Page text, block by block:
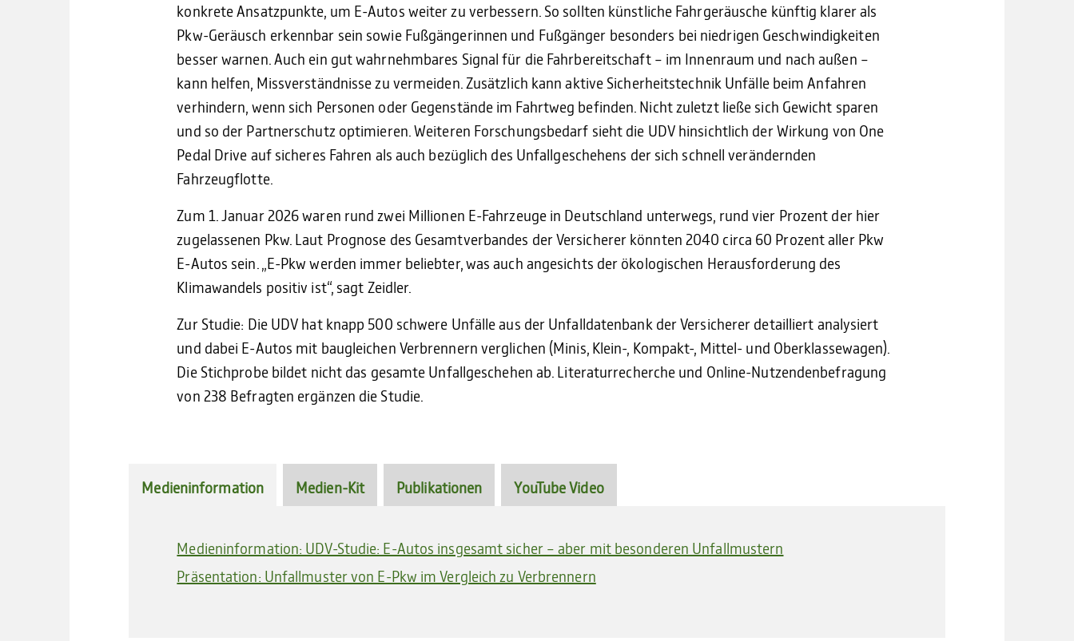
konkrete Ansatzpunkte, um E-Autos weiter zu verbessern. So sollten künstliche Fahrgeräusche künftig klarer als
Pkw-Geräusch erkennbar sein sowie Fußgängerinnen und Fußgänger besonders bei niedrigen Geschwindigkeiten
besser warnen. Auch ein gut wahrnehmbares Signal für die Fahrbereitschaft – im Innenraum und nach außen –
kann helfen, Missverständnisse zu vermeiden. Zusätzlich kann aktive Sicherheitstechnik Unfälle beim Anfahren
verhindern, wenn sich Personen oder Gegenstände im Fahrtweg befinden. Nicht zuletzt ließe sich Gewicht sparen
und so der Partnerschutz optimieren. Weiteren Forschungsbedarf sieht die UDV hinsichtlich der Wirkung von One
Pedal Drive auf sicheres Fahren als auch bezüglich des Unfallgeschehens der sich schnell verändernden
Fahrzeugflotte.
Zum 1. Januar 2026 waren rund zwei Millionen E-Fahrzeuge in Deutschland unterwegs, rund vier Prozent der hier
zugelassenen Pkw. Laut Prognose des Gesamtverbandes der Versicherer könnten 2040 circa 60 Prozent aller Pkw
E-Autos sein. „E-Pkw werden immer beliebter, was auch angesichts der ökologischen Herausforderung des
Klimawandels positiv ist“, sagt Zeidler.
Zur Studie: Die UDV hat knapp 500 schwere Unfälle aus der Unfalldatenbank der Versicherer detailliert analysiert
und dabei E-Autos mit baugleichen Verbrennern verglichen (Minis, Klein-, Kompakt-, Mittel- und Oberklassewagen).
Die Stichprobe bildet nicht das gesamte Unfallgeschehen ab. Literaturrecherche und Online-Nutzendenbefragung
von 238 Befragten ergänzen die Studie.
Medieninformation Medien-Kit Publikationen YouTube Video
Medieninformation: UDV-Studie: E-Autos insgesamt sicher – aber mit besonderen Unfallmustern
Präsentation: Unfallmuster von E-Pkw im Vergleich zu Verbrennern